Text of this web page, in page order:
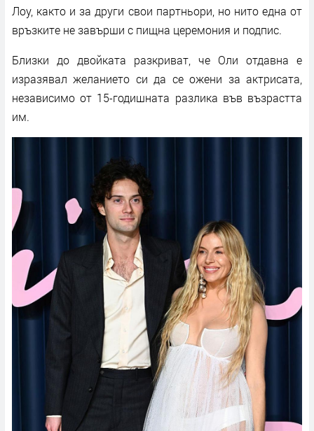
Лоу, както и за други свои партньори, но нито една от
връзките не завърши с пищна церемония и подпис.
Близки до двойката разкриват, че Оли отдавна е
изразявал желанието си да се ожени за актрисата,
независимо от 15-годишната разлика във възрастта
им.